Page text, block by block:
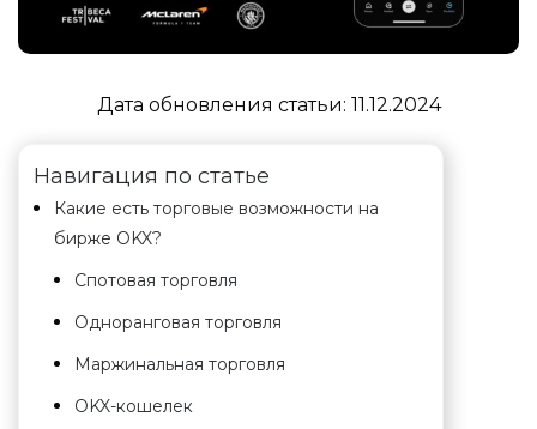
Дата обновления статьи: 11.12.2024
Навигация по статье
Какие есть торговые возможности на
бирже OKX?
Спотовая торговля
Одноранговая торговля
Маржинальная торговля
OKX-кошелек